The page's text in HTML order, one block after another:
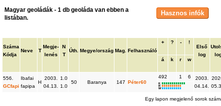
Magyar geoládák - 1 db geoláda van ebben a
listában.
Száma
Kódja
Neve T
Megje-
lenés
N
T
Úth. Megye/ország Mag. Felhasználó
+ ? -
!
Első
log
á
k r w
556.
GCfapi
Ibafai
fapipa
H
2003.
04.13.
1.0
1.0
50 Baranya 147 Péter60
492 1 6
2003.
04.14.
K
R
W
Egy lapon megjelenő sorok